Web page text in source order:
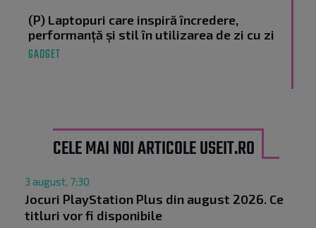
(P) Laptopuri care inspiră încredere,
performanță și stil în utilizarea de zi cu zi
GADGET
CELE MAI NOI ARTICOLE USEIT.RO
3 august, 7:30
Jocuri PlayStation Plus din august 2026. Ce
titluri vor fi disponibile